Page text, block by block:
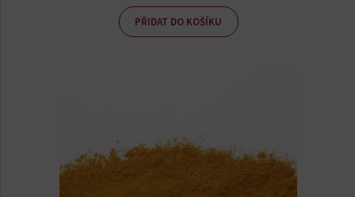
PŘIDAT DO KOŠÍKU